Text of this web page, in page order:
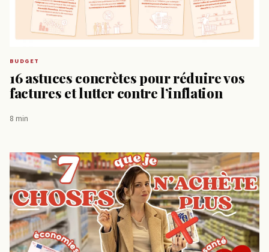
BUDGET
16 astuces concrètes pour réduire vos
factures et lutter contre l’inflation
8 min